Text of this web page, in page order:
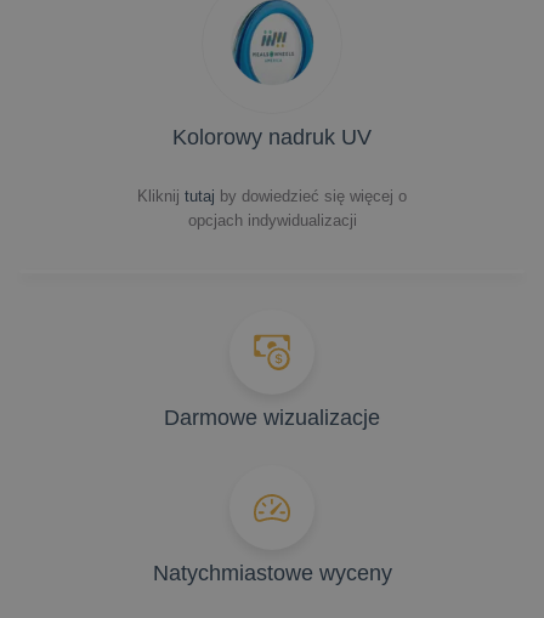
Kolorowy nadruk UV
Kliknij tutaj by dowiedzieć się więcej o
opcjach indywidualizacji
Darmowe wizualizacje
Natychmiastowe wyceny